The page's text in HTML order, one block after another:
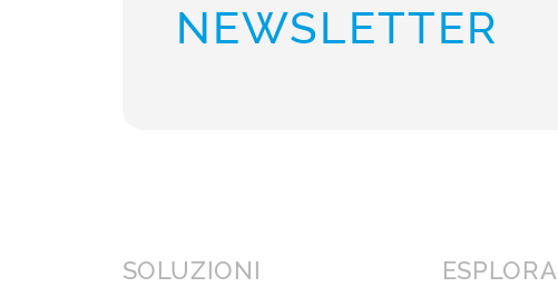
NEWSLETTER
SOLUZIONI ESPLORA